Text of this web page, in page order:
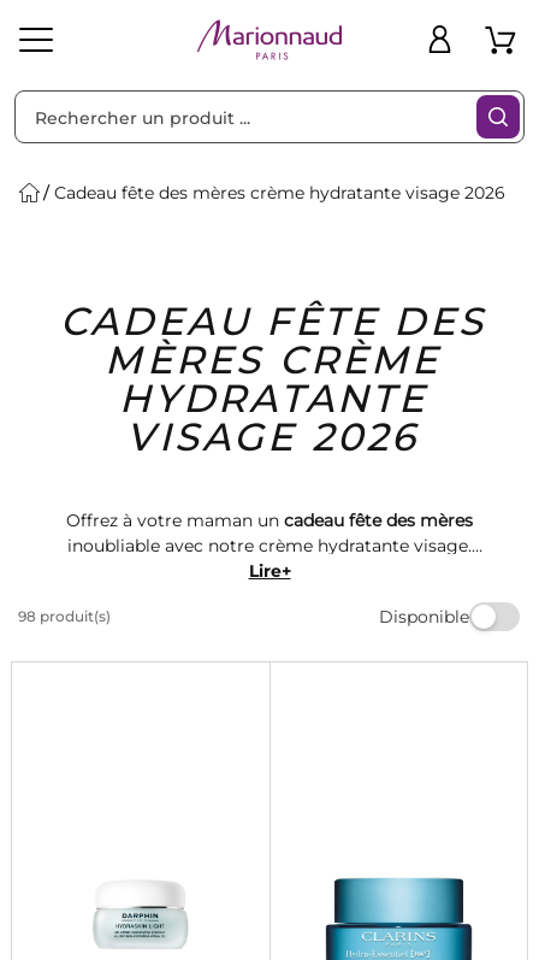
Solaire Homme Marques Idées
Cadeaux
Bons
Plans
Cadeau fête des mères crème hydratante visage 2026
CADEAU FÊTE DES
MÈRES CRÈME
HYDRATANTE
VISAGE 2026
Offrez à votre maman un cadeau fête des mères
inoubliable avec notre crème hydratante visage.
Formulée pour nourrir et revitaliser la peau, elle allie
fera briller son sourire en ce jour spécial.
Lire+
98 produit(s) Disponible
Filtres